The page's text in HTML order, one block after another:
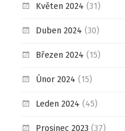
Květen 2024 (31)
Duben 2024 (30)
Březen 2024 (15)
Únor 2024 (15)
Leden 2024 (45)
Prosinec 2023 (37)